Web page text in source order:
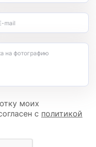
mail
на фотографию
моих
с политикой